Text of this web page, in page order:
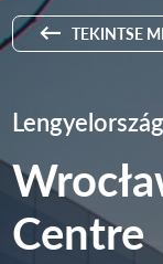
TEKINTSE
Lengyelország
Centre